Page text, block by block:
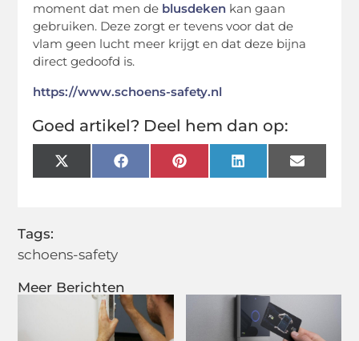
Meer Berichten
moment dat men de blusdeken kan gaan
gebruiken. Deze zorgt er tevens voor dat de
vlam geen lucht meer krijgt en dat deze bijna
direct gedoofd is.
https://www.schoens-safety.nl
Goed artikel? Deel hem dan op:
X
(Twitter)
FacebookPinterestLinkedInEmail
Tags:
schoens-safety